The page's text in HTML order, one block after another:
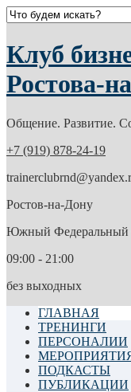
Клуб
Ростова-
Общение. Развитие.
+7 (919) 878-24-19
Ростов-на-Дону
Южный Федеральный
09:00 - 21:00
без выходных
ГЛАВНАЯ
ТРЕНИНГИ
ПЕРСОНАЛИИ
ПОДКАСТЫ
ПУБЛИКАЦИИ